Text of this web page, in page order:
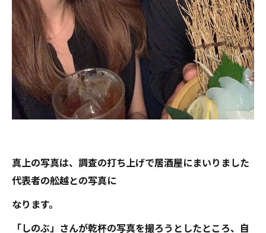
真上の写真は、調査の打ち上げで居酒屋にまいりました
代表者の舩越との写真に
なります。
「しのぶ」さんが乾杯の写真を撮ろうとしたところ、自